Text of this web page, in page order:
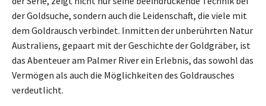
der Goldsuche, sondern auch die Leidenschaft, die viele mit
dem Goldrausch verbindet. Inmitten der unberührten Natur
Australiens, gepaart mit der Geschichte der Goldgräber, ist
das Abenteuer am Palmer River ein Erlebnis, das sowohl das
Vermögen als auch die Möglichkeiten des Goldrausches
verdeutlicht.